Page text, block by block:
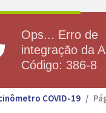
Municipal
COVID-19
Ops... Erro de
integração da
Código: 386-8